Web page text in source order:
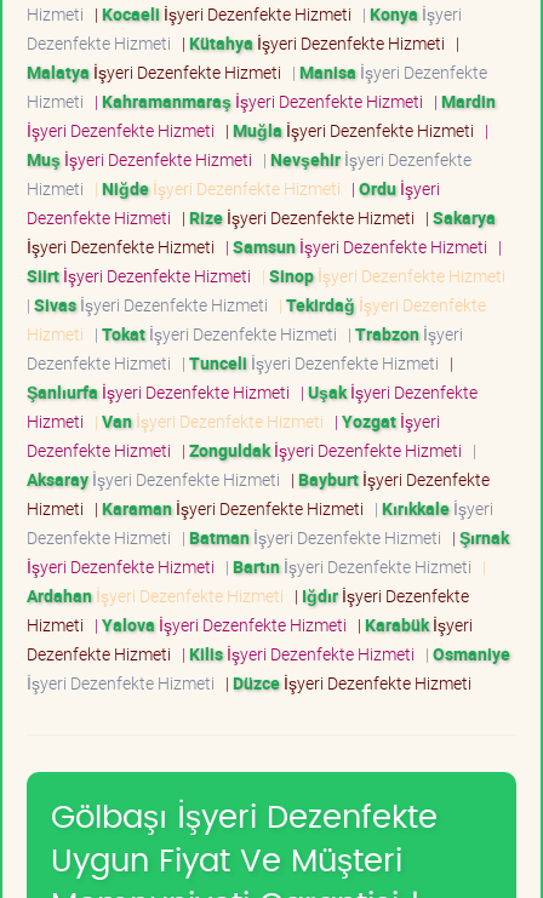
Hizmeti | Kocaeli İşyeri Dezenfekte Hizmeti | Konya İşyeri
Dezenfekte Hizmeti | Kütahya İşyeri Dezenfekte Hizmeti |
Malatya İşyeri Dezenfekte Hizmeti | Manisa İşyeri Dezenfekte
Hizmeti | Kahramanmaraş İşyeri Dezenfekte Hizmeti | Mardin
İşyeri Dezenfekte Hizmeti | Muğla İşyeri Dezenfekte Hizmeti |
Muş İşyeri Dezenfekte Hizmeti | Nevşehirİşyeri Dezenfekte
Hizmeti | Niğdeİşyeri Dezenfekte Hizmeti | Orduİşyeri
Dezenfekte Hizmeti | Rizeİşyeri Dezenfekte Hizmeti | Sakarya
İşyeri Dezenfekte Hizmeti | Samsunİşyeri Dezenfekte Hizmeti |
Siirtİşyeri Dezenfekte Hizmeti | Sinopİşyeri Dezenfekte Hizmeti
| Sivasİşyeri Dezenfekte Hizmeti | Tekirdağ İşyeri Dezenfekte
Hizmeti | Tokatİşyeri Dezenfekte Hizmeti | Trabzonİşyeri
Dezenfekte Hizmeti | Tunceli İşyeri Dezenfekte Hizmeti |
Şanlıurfa İşyeri Dezenfekte Hizmeti | Uşakİşyeri Dezenfekte
Hizmeti | Vanİşyeri Dezenfekte Hizmeti | Yozgatİşyeri
Dezenfekte Hizmeti | Zonguldakİşyeri Dezenfekte Hizmeti |
Aksarayİşyeri Dezenfekte Hizmeti | Bayburtİşyeri Dezenfekte
Hizmeti | Karamanİşyeri Dezenfekte Hizmeti | Kırıkkaleİşyeri
Dezenfekte Hizmeti | Batmanİşyeri Dezenfekte Hizmeti | Şırnak
İşyeri Dezenfekte Hizmeti | Bartınİşyeri Dezenfekte Hizmeti |
Ardahanİşyeri Dezenfekte Hizmeti | Iğdırİşyeri Dezenfekte
Hizmeti | Yalova İşyeri Dezenfekte Hizmeti | Karabükİşyeri
Dezenfekte Hizmeti | Kilisİşyeri Dezenfekte Hizmeti | Osmaniye
İşyeri Dezenfekte Hizmeti | Düzceİşyeri Dezenfekte Hizmeti
Gölbaşı İşyeri Dezenfekte
Uygun Fiyat Ve Müşteri